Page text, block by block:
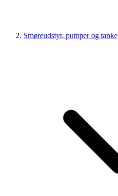
Smøreudstyr, pumper og tanke